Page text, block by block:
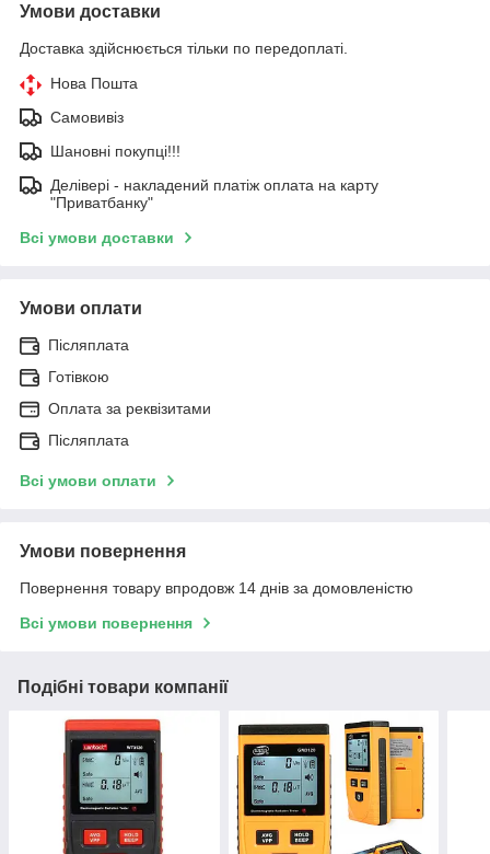
Умови доставки
Доставка здійснюється тільки по передоплаті.
Нова Пошта
Самовивіз
Шановні покупці!!!
Делівері - накладений платіж оплата на карту
"Приватбанку"
Всі умови доставки
Умови оплати
Післяплата
Готівкою
Оплата за реквізитами
Післяплата
Всі умови оплати
Умови повернення
Повернення товару впродовж 14 днів за домовленістю
Всі умови повернення
Подібні товари компанії